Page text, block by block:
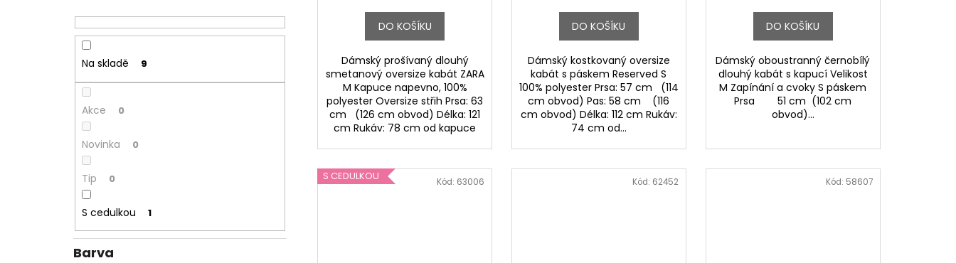
Na skladě 9
Akce 0
Novinka 0
Tip 0
S cedulkou 1
Barva
DO KOŠÍKU
Dámský prošívaný dlouhý
smetanový oversize kabát ZARA
M Kapuce napevno, 100%
polyester Oversize střih Prsa: 63
cm (126 cm obvod) Délka: 121
cm Rukáv: 78 cm od kapuce
DO KOŠÍKU
Dámský kostkovaný oversize
kabát s páskem Reserved S
100% polyester Prsa: 57 cm (114
cm obvod) Pas: 58 cm (116
cm obvod) Délka: 112 cm Rukáv:
74 cm od...
DO KOŠÍKU
Dámský oboustranný černobílý
dlouhý kabát s kapucí Velikost
M Zapínání a cvoky S páskem
Prsa 51 cm (102 cm
obvod)...
S CEDULKOU Kód: 63006 Kód: 62452 Kód: 58607